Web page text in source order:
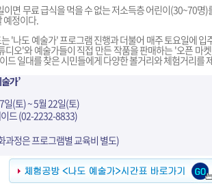
이면 무료 급식을 먹을 수 없는 저소득층 어린이(30~70명
예정이다.
'나도 예술가' 프로그램 진행과 더불어 매주 토요일에 입
디오'와 예술가들이 직접 만든 작품을 판매하는 '오픈 마
드 일대를 찾은 시민들에게 다양한 볼거리와 체험거리를
가’
일(토) ~ 5월 22일(토)
드 (02-2232-8833)
과정은 프로그램별 교육비 별도)